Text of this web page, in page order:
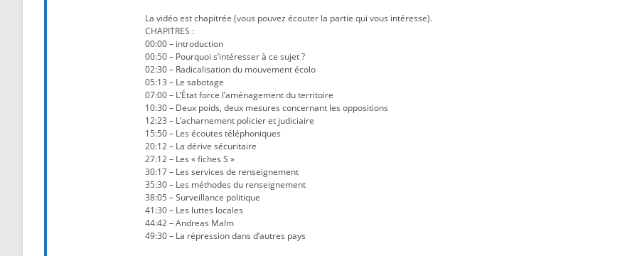
La vidéo est chapitrée (vous pouvez écouter la partie qui vous intéresse).
CHAPITRES :
00:00 – introduction
00:50 – Pourquoi s’intéresser à ce sujet ?
02:30 – Radicalisation du mouvement écolo
05:13 – Le sabotage
07:00 – L’État force l’aménagement du territoire
10:30 – Deux poids, deux mesures concernant les oppositions
12:23 – L’acharnement policier et judiciaire
15:50 – Les écoutes téléphoniques
20:12 – La dérive sécuritaire
27:12 – Les « fiches S »
30:17 – Les services de renseignement
35:30 – Les méthodes du renseignement
38:05 – Surveillance politique
41:30 – Les luttes locales
44:42 – Andreas Malm
49:30 – La répression dans d’autres pays